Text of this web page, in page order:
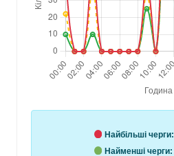
Найбільші черги:
Найменші черги: